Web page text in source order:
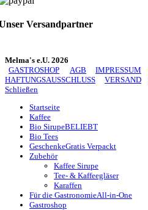
Versandpartner
Melma's e.U. 2026
GASTROSHOP
AGB IMPRESSUM
HAFTUNGSAUSSCHLUSS
VERSAND
Schließen
Startseite
Kaffee
Bio SirupeBELIEBT
Bio Tees
GeschenkeGratis Verpackt
Zubehör
Kaffee Sirupe
Tee- & Kaffeegläser
Karaffen
Für die GastronomieAll-in-One
Gastroshop